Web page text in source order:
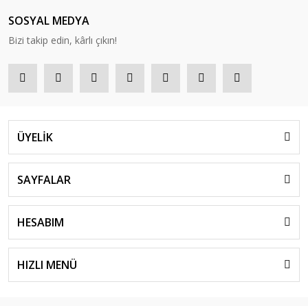
SOSYAL MEDYA
Bizi takip edin, kârlı çıkın!
ÜYELİK
SAYFALAR
HESABIM
HIZLI MENÜ